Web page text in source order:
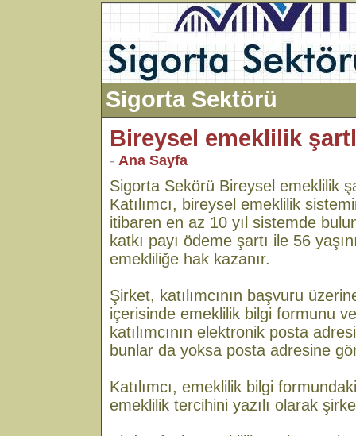
Sigorta Sektörü
Bireysel emeklilik
- Ana Sayfa
Sigorta Sekörü Bireysel emeklilik
Katılımcı, bireysel emeklilik
itibaren en az 10 yıl sistemde
katkı payı ödeme şartı ile 56
emekliliğe hak kazanır.
Şirket, katılımcının başvuru
içerisinde emeklilik bilgi formunu
katılımcının elektronik posta
bunlar da yoksa posta adresine
Katılımcı, emeklilik bilgi
emeklilik tercihini yazılı olarak